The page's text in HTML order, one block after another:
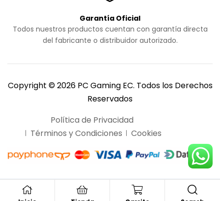
Garantía Oficial
Todos nuestros productos cuentan con garantía directa
del fabricante o distribuidor autorizado.
Copyright © 2026 PC Gaming EC. Todos los Derechos
Reservados
Política de Privacidad
Términos y Condiciones
Cookies